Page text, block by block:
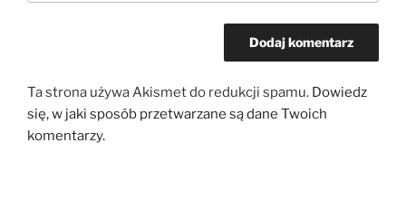
Ta strona używa Akismet do redukcji spamu. Dowiedz
się, w jaki sposób przetwarzane są dane Twoich
komentarzy.